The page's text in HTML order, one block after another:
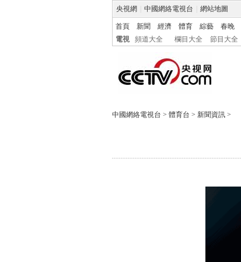
央視網 中國網絡電視台 網站地圖
首頁 新聞 經濟 體育 綜藝 春晚
電視
頻道大全 欄目大全 節目大全
中國網絡電視台 > 體育台 > 新聞資訊 >